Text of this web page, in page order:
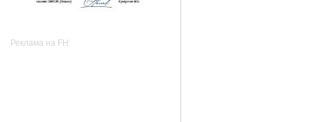
Реклама на FH: